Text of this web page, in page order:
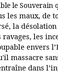
le Souverain
les maux, de
la
les
envers
massacre
dans